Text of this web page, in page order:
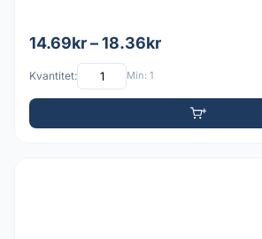
14.69kr – 18.36kr
Kvantitet: Min: 1